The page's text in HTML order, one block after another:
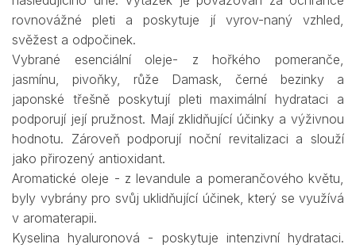
rovnovážné pleti a poskytuje jí vyrov-naný vzhled,
svěžest a odpočinek.
Vybrané esenciální oleje- z hořkého pomeranče,
jasmínu, pivoňky, růže Damask, černé bezinky a
japonské třešně poskytují pleti maximální hydrataci a
podporují její pružnost. Mají zklidňující účinky a výživnou
hodnotu. Zároveň podporují noční revitalizaci a slouží
jako přirozený antioxidant.
Aromatické oleje - z levandule a pomerančového květu,
byly vybrány pro svůj uklidňující účinek, který se využívá
v aromaterapii.
Kyselina hyaluronová - poskytuje intenzivní hydrataci.